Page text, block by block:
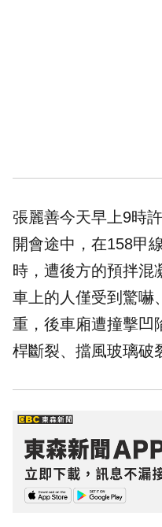
張麗善今天早上9時
開會途中，在158甲
時，遭後方的預拌混
車上的人僅受到驚嚇
重，後車廂遭撞擊凹
桿斷裂、擋風玻璃破